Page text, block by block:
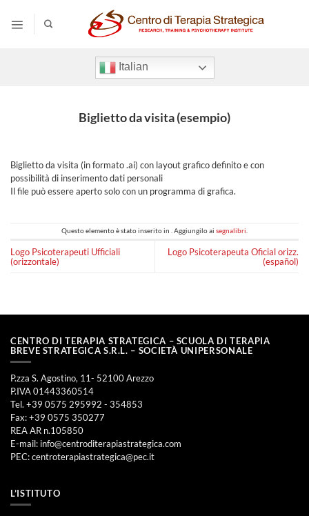
contenuti
Italian
Biglietto da visita (esempio)
Biglietto da visita (in formato .ai) con layout grafico definito e con
possibilità di inserimento dati personali
Il file può essere aperto solo con un programma di grafica.
Questo elemento è stato inserito in . Aggiungilo ai segnalibri
Logo Psicoterapeuti Ufficiali
(orizzontale)
Logo Psicoterapeuta Oficial orizz.
(español)
CENTRO DI TERAPIA STRATEGICA – SCUOLA DI TERAPIA
BREVE STRATEGICA S.R.L. – SOCIETÀ UNIPERSONALE
P.zza S. Agostino, 11- 52100 Arezzo
P.IVA 01443360514
Tel. +39 0575 295992 - 354853
Fax: +39 0575 350277
REA AR n.105850
E-mail: info@centroditerapiastrategica.com
PEC:centroterapiastrategica@pec.it
L’ISTITUTO